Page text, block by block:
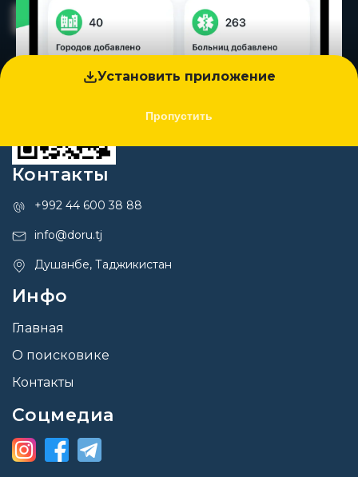
Установить приложение
Пропустить
Контакты
+992 44 600 38 88
info@doru.tj
Душанбе, Таджикистан
Инфо
Главная
О поисковике
Контакты
Соцмедиа